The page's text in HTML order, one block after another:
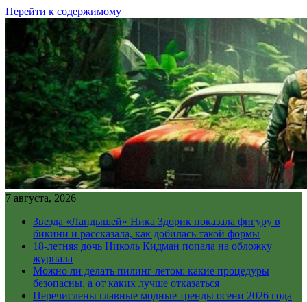
Перейти к содержимому
7 августа, 2026
Звезда «Ландышей» Ника Здорик показала фигуру в
бикини и рассказала, как добилась такой формы
18-летняя дочь Николь Кидман попала на обложку
журнала
Можно ли делать пилинг летом: какие процедуры
безопасны, а от каких лучше отказаться
Перечислены главные модные тренды осени 2026 года